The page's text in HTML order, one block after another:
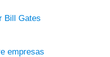
Bill Gates
empresas